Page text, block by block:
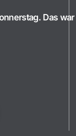
Das war